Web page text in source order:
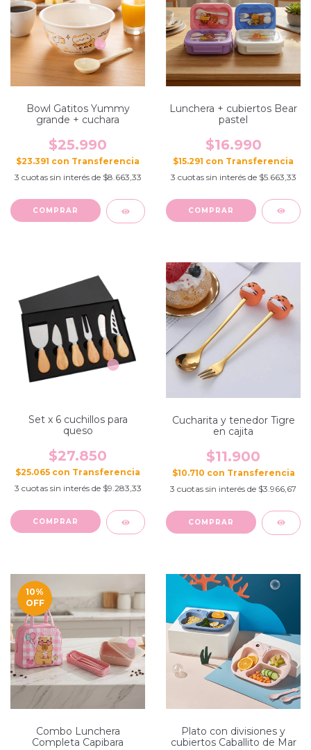
Bowl Gatitos Yummy
grande + cuchara
$25.990
$23.391 con
3 cuotas sin interés de $8.663,33
Lunchera + cubiertos Bear
pastel
$16.990
$15.291 con
3 cuotas sin interés de $5.663,33
COMPRAR
Set x 6 cuchillos para
queso
$27.850
$25.065 con
3 cuotas sin interés de $9.283,33
Cucharita y tenedor Tigre
en cajita
$11.900
$10.710 con
3 cuotas sin interés de $3.966,67
10%
OFF
Combo Lunchera
Completa Capibara
Plato con divisiones y
cubiertos Caballito de Mar